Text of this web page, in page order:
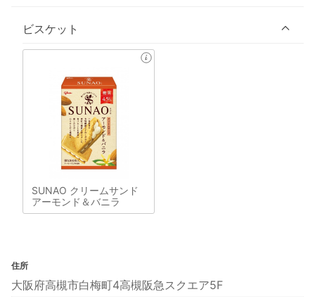
ビスケット
SUNAO クリームサンド
アーモンド＆バニラ
住所
大阪府高槻市白梅町4高槻阪急スクエア5F